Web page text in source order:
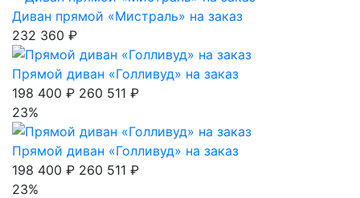
Диван прямой «Мистраль» на заказ
232 360 ₽
Прямой диван «Голливуд» на заказ
198 400 ₽ 260 511 ₽
23%
Прямой диван «Голливуд» на заказ
198 400 ₽ 260 511 ₽
23%